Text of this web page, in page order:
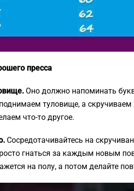
пресса
Оно должно напоминать
туловище, а скручиваем
что-то другое.
Сосредотачивайтесь на
гнаться за каждым новым
на полу, а потом делайте